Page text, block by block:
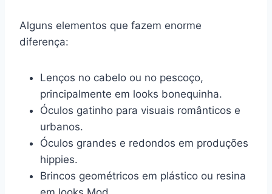
Alguns elementos que fazem enorme
diferença:
Lenços no cabelo ou no pescoço,
principalmente em looks bonequinha.
Óculos gatinho para visuais românticos e
urbanos.
Óculos grandes e redondos em produções
hippies.
Brincos geométricos em plástico ou resina